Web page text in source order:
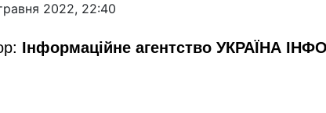
2022, 22:40
Інформаційне агентство УКРАЇНА